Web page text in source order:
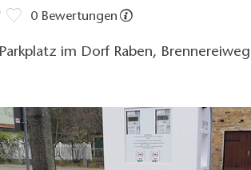
0 Bewertungen
Parkplatz im Dorf Raben, Brennereiweg